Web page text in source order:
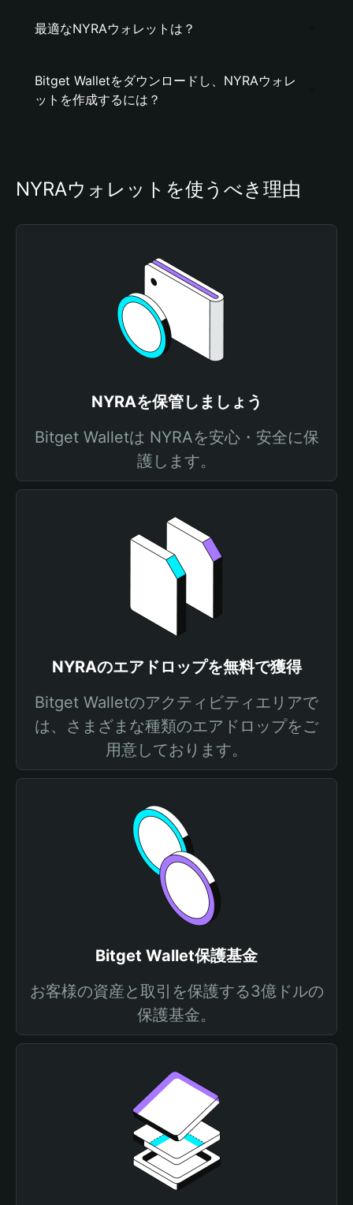
最適なNYRAウォレットは？
Bitget Walletをダウンロードし、NYRAウォレ
ットを作成するには？
NYRAウォレットを使うべき理由
NYRAを保管しましょう
Bitget Walletは NYRAを安心・安全に保
護します。
NYRAのエアドロップを無料で獲得
Bitget Walletのアクティビティエリアで
は、さまざまな種類のエアドロップをご
用意しております。
Bitget Wallet保護基金
お客様の資産と取引を保護する3億ドルの
保護基金。